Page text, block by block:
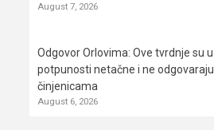
August 7, 2026
Odgovor Orlovima: ​Ove tvrdnje su u
potpunosti netačne i ne odgovaraju
činjenicama
August 6, 2026